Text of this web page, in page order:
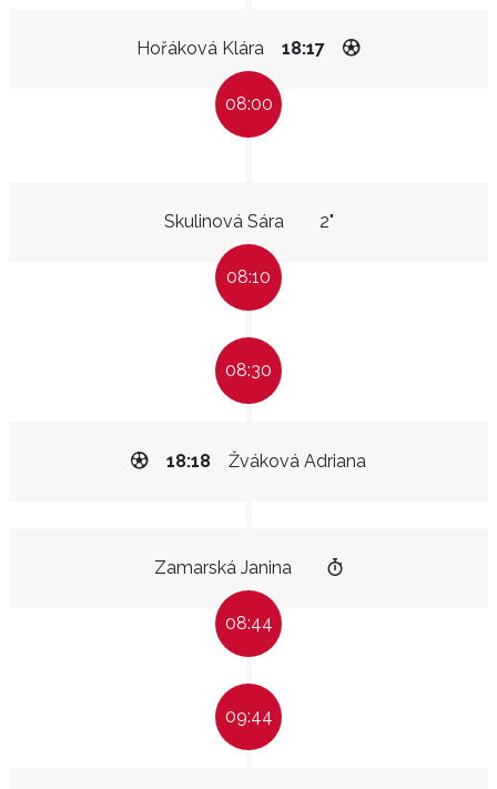
Hořáková Klára 18:17
08:00
Skulinová Sára 2"
08:10
08:30
Žváková Adriana
18:18
Zamarská Janina
08:44
09:44